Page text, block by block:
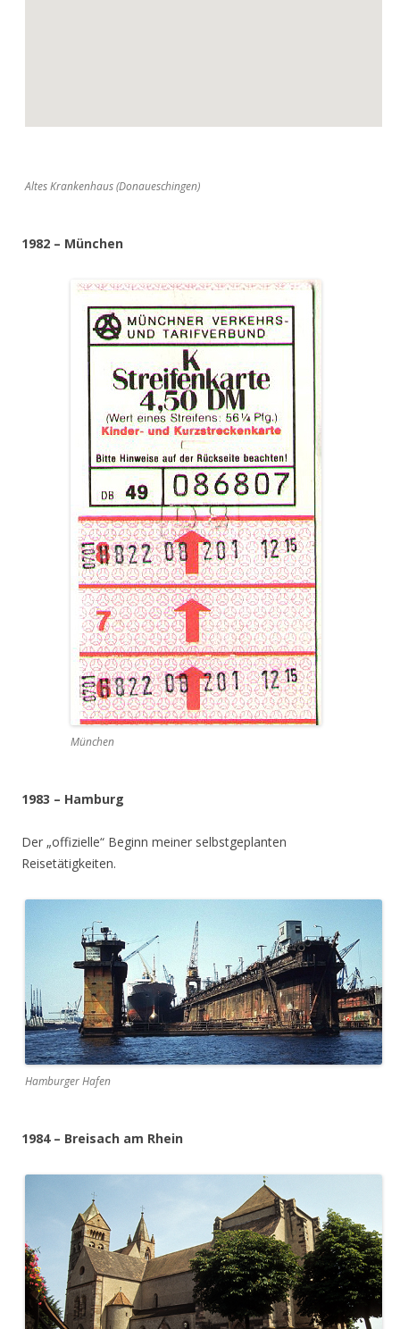
Altes Krankenhaus (Donaueschingen)
1982 – München
München
1983 – Hamburg
Der „offizielle“ Beginn meiner selbstgeplanten
Reisetätigkeiten.
Hamburger Hafen
1984 – Breisach am Rhein